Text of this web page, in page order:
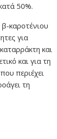
50%.
β-καροτένιου
για
και
και για τη
περιέχει
τη